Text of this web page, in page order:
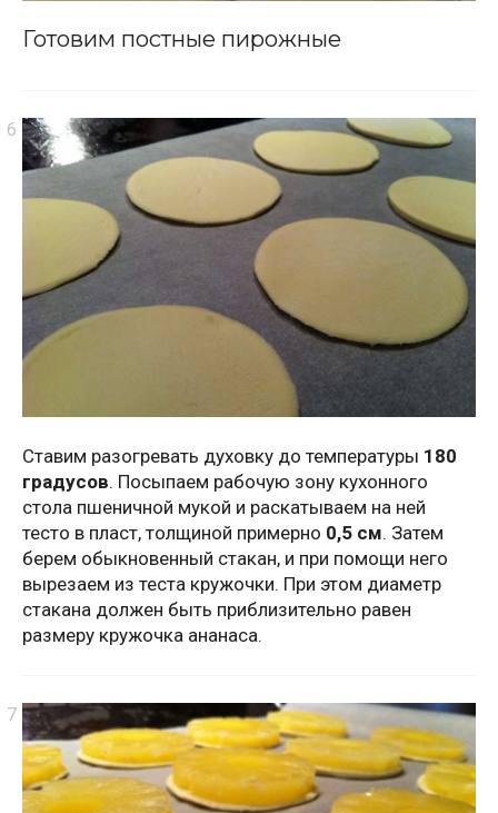
Готовим постные пирожные
Ставим разогревать духовку до температуры 180
градусов. Посыпаем рабочую зону кухонного
стола пшеничной мукой и раскатываем на ней
тесто в пласт, толщиной примерно 0,5 см. Затем
берем обыкновенный стакан, и при помощи него
вырезаем из теста кружочки. При этом диаметр
стакана должен быть приблизительно равен
размеру кружочка ананаса.